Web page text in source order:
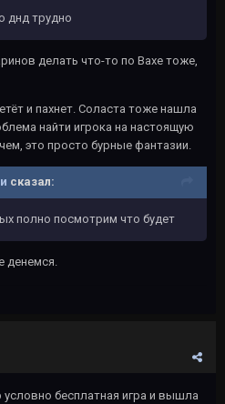
днд трудно
делать что-то по Вахе тоже,
и пахнет. Соласта тоже нашла
найти игрока на настоящую
это просто бурные фантазии.
сказал:
полно посмотрим что будет
денемся.
бесплатная игра и вышла